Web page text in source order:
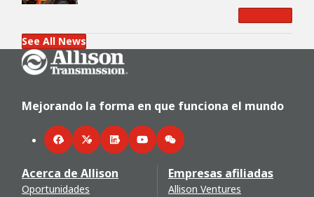
See All News
Go Home
Mejorando la forma en que funciona el mundo
FacebookTwitterLinkedInYouTubeWeChat
Acerca de Allison
Oportunidades
Empresas afiliadas
Allison Ventures